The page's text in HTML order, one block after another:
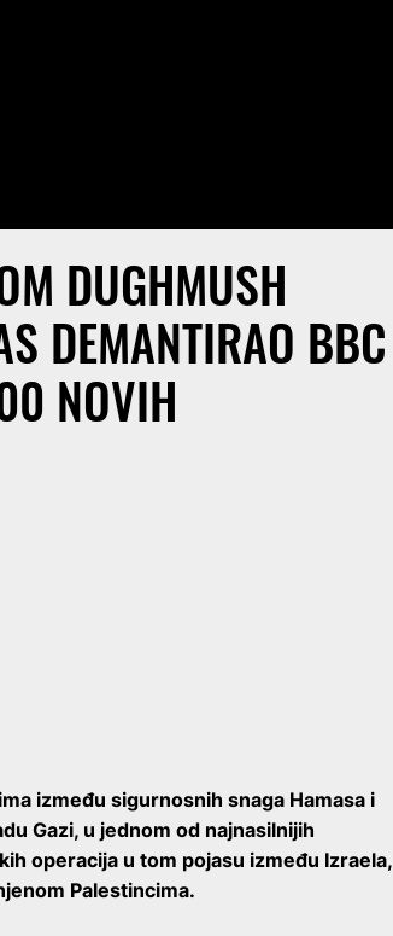
DUGHMUSH
DEMANTIRAO BBC
NOVIH
između sigurnosnih snaga Hamasa i
Gazi, u jednom od najnasilnijih
operacija u tom pojasu između Izraela,
Palestincima.